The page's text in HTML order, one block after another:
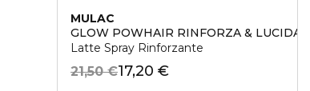
MULAC
GLOW POWHAIR RINFORZA & LUCIDA
Latte Spray Rinforzante
17,20 €
21,50 €